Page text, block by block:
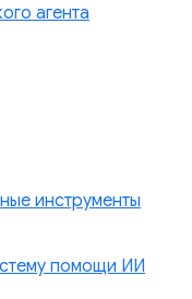
агента
инструменты
помощи ИИ